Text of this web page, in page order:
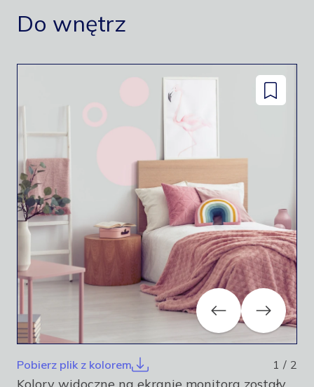
Kontakt
facebookinstagram
pinterestyoutube
Do wnętrz
Dodaj
do
Previous Next
Pobierz plik z kolorem 1 / 2